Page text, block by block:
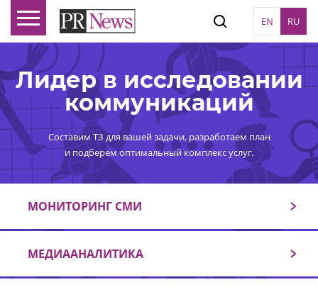
EN RU
Лидер в исследовании
коммуникаций
Составим ТЗ для вашей задачи, разработаем план
и подберем оптимальный комплекс услуг.
МОНИТОРИНГ СМИ
МЕДИААНАЛИТИКА